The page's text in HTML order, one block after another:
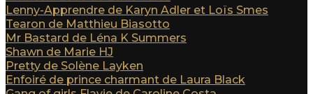
Lenny-Apprendre de Karyn Adler et Loïs Smes
Tearon de Matthieu Biasotto
Mr Bastard de Léna K Summers
Shawn de Marie HJ
Pretty de Solène Layken
Enfoiré de prince charmant de Laura Black